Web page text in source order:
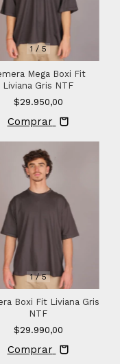
1 / 5
Mega Boxi Fit
Liviana Gris NTF
$29.950,00
Comprar
1/5
Boxi Fit Liviana Gris
NTF
$29.990,00
Comprar